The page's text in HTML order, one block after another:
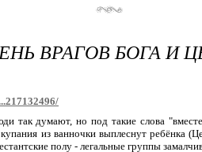
ВРАГОВ БОГА И
так думают, но под такие слова
из ванночки выплеснут ребёнка
полу - легальные группы